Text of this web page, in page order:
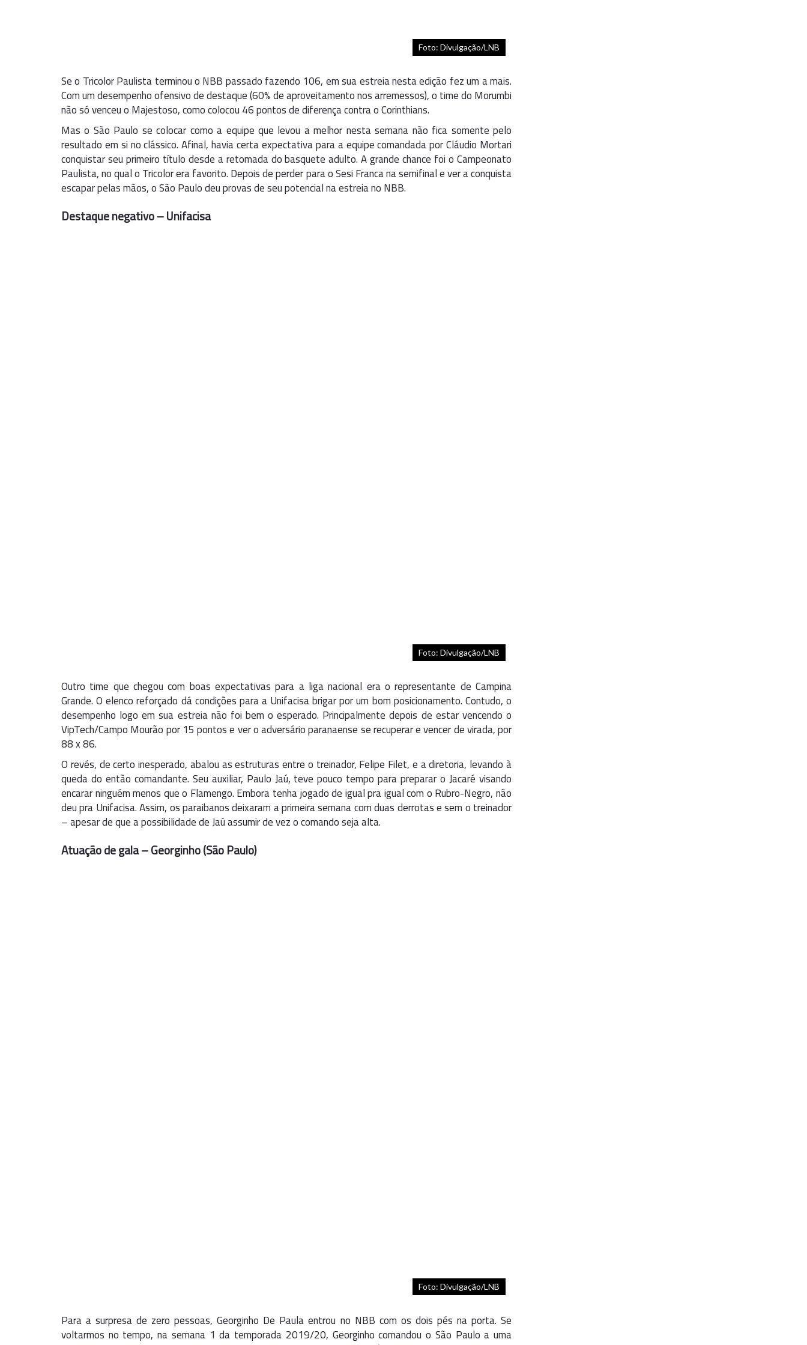
Foto: Divulgação/LNB
Se o Tricolor Paulista terminou o NBB passado fazendo 106, em sua estreia nesta edição fez um a mais.
Com um desempenho ofensivo de destaque (60% de aproveitamento nos arremessos), o time do Morumbi
não só venceu o Majestoso, como colocou 46 pontos de diferença contra o Corinthians.
Mas o São Paulo se colocar como a equipe que levou a melhor nesta semana não fica somente pelo
resultado em si no clássico. Afinal, havia certa expectativa para a equipe comandada por Cláudio Mortari
conquistar seu primeiro título desde a retomada do basquete adulto. A grande chance foi o Campeonato
Paulista, no qual o Tricolor era favorito. Depois de perder para o Sesi Franca na semifinal e ver a conquista
escapar pelas mãos, o São Paulo deu provas de seu potencial na estreia no NBB.
Destaque negativo – Unifacisa
Foto: Divulgação/LNB
Outro time que chegou com boas expectativas para a liga nacional era o representante de Campina
Grande. O elenco reforçado dá condições para a Unifacisa brigar por um bom posicionamento. Contudo, o
desempenho logo em sua estreia não foi bem o esperado. Principalmente depois de estar vencendo o
VipTech/Campo Mourão por 15 pontos e ver o adversário paranaense se recuperar e vencer de virada, por
88 x 86.
O revés, de certo inesperado, abalou as estruturas entre o treinador, Felipe Filet, e a diretoria, levando à
queda do então comandante. Seu auxiliar, Paulo Jaú, teve pouco tempo para preparar o Jacaré visando
encarar ninguém menos que o Flamengo. Embora tenha jogado de igual pra igual com o Rubro-Negro, não
deu pra Unifacisa. Assim, os paraibanos deixaram a primeira semana com duas derrotas e sem o treinador
– apesar de que a possibilidade de Jaú assumir de vez o comando seja alta.
Atuação de gala – Georginho (São Paulo)
Foto: Divulgação/LNB
Para a surpresa de zero pessoas, Georginho De Paula entrou no NBB com os dois pés na porta. Se
voltarmos no tempo, na semana 1 da temporada 2019/20, Georginho comandou o São Paulo a uma